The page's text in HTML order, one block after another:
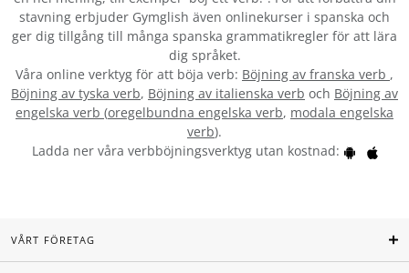
stavning erbjuder Gymglish även onlinekurser i spanska och
ger dig tillgång till många spanska grammatikregler för att lära
dig språket.
Våra online verktyg för att böja verb: Böjning av franska verb ,
Böjning av tyska verb, Böjning av italienska verb och Böjning av
engelska verb (oregelbundna engelska verb, modala engelska
verb).
Ladda ner våra verbböjningsverktyg utan kostnad:
VÅRT FÖRETAG